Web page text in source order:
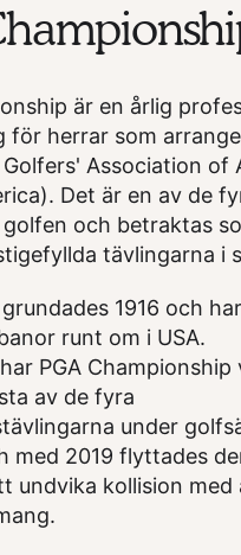
är en årlig
för herrar som
Association of
Det är en av de
och betraktas
tävlingarna i
1916 och
runt om i USA.
PGA Championship
av de fyra
under
med 2019 flyttades
undvika kollision med